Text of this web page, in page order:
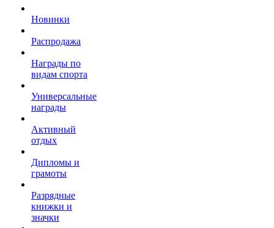
Новинки
Распродажа
Награды по
видам спорта
Универсальные
награды
Активный
отдых
Дипломы и
грамоты
Разрядные
книжки и
значки